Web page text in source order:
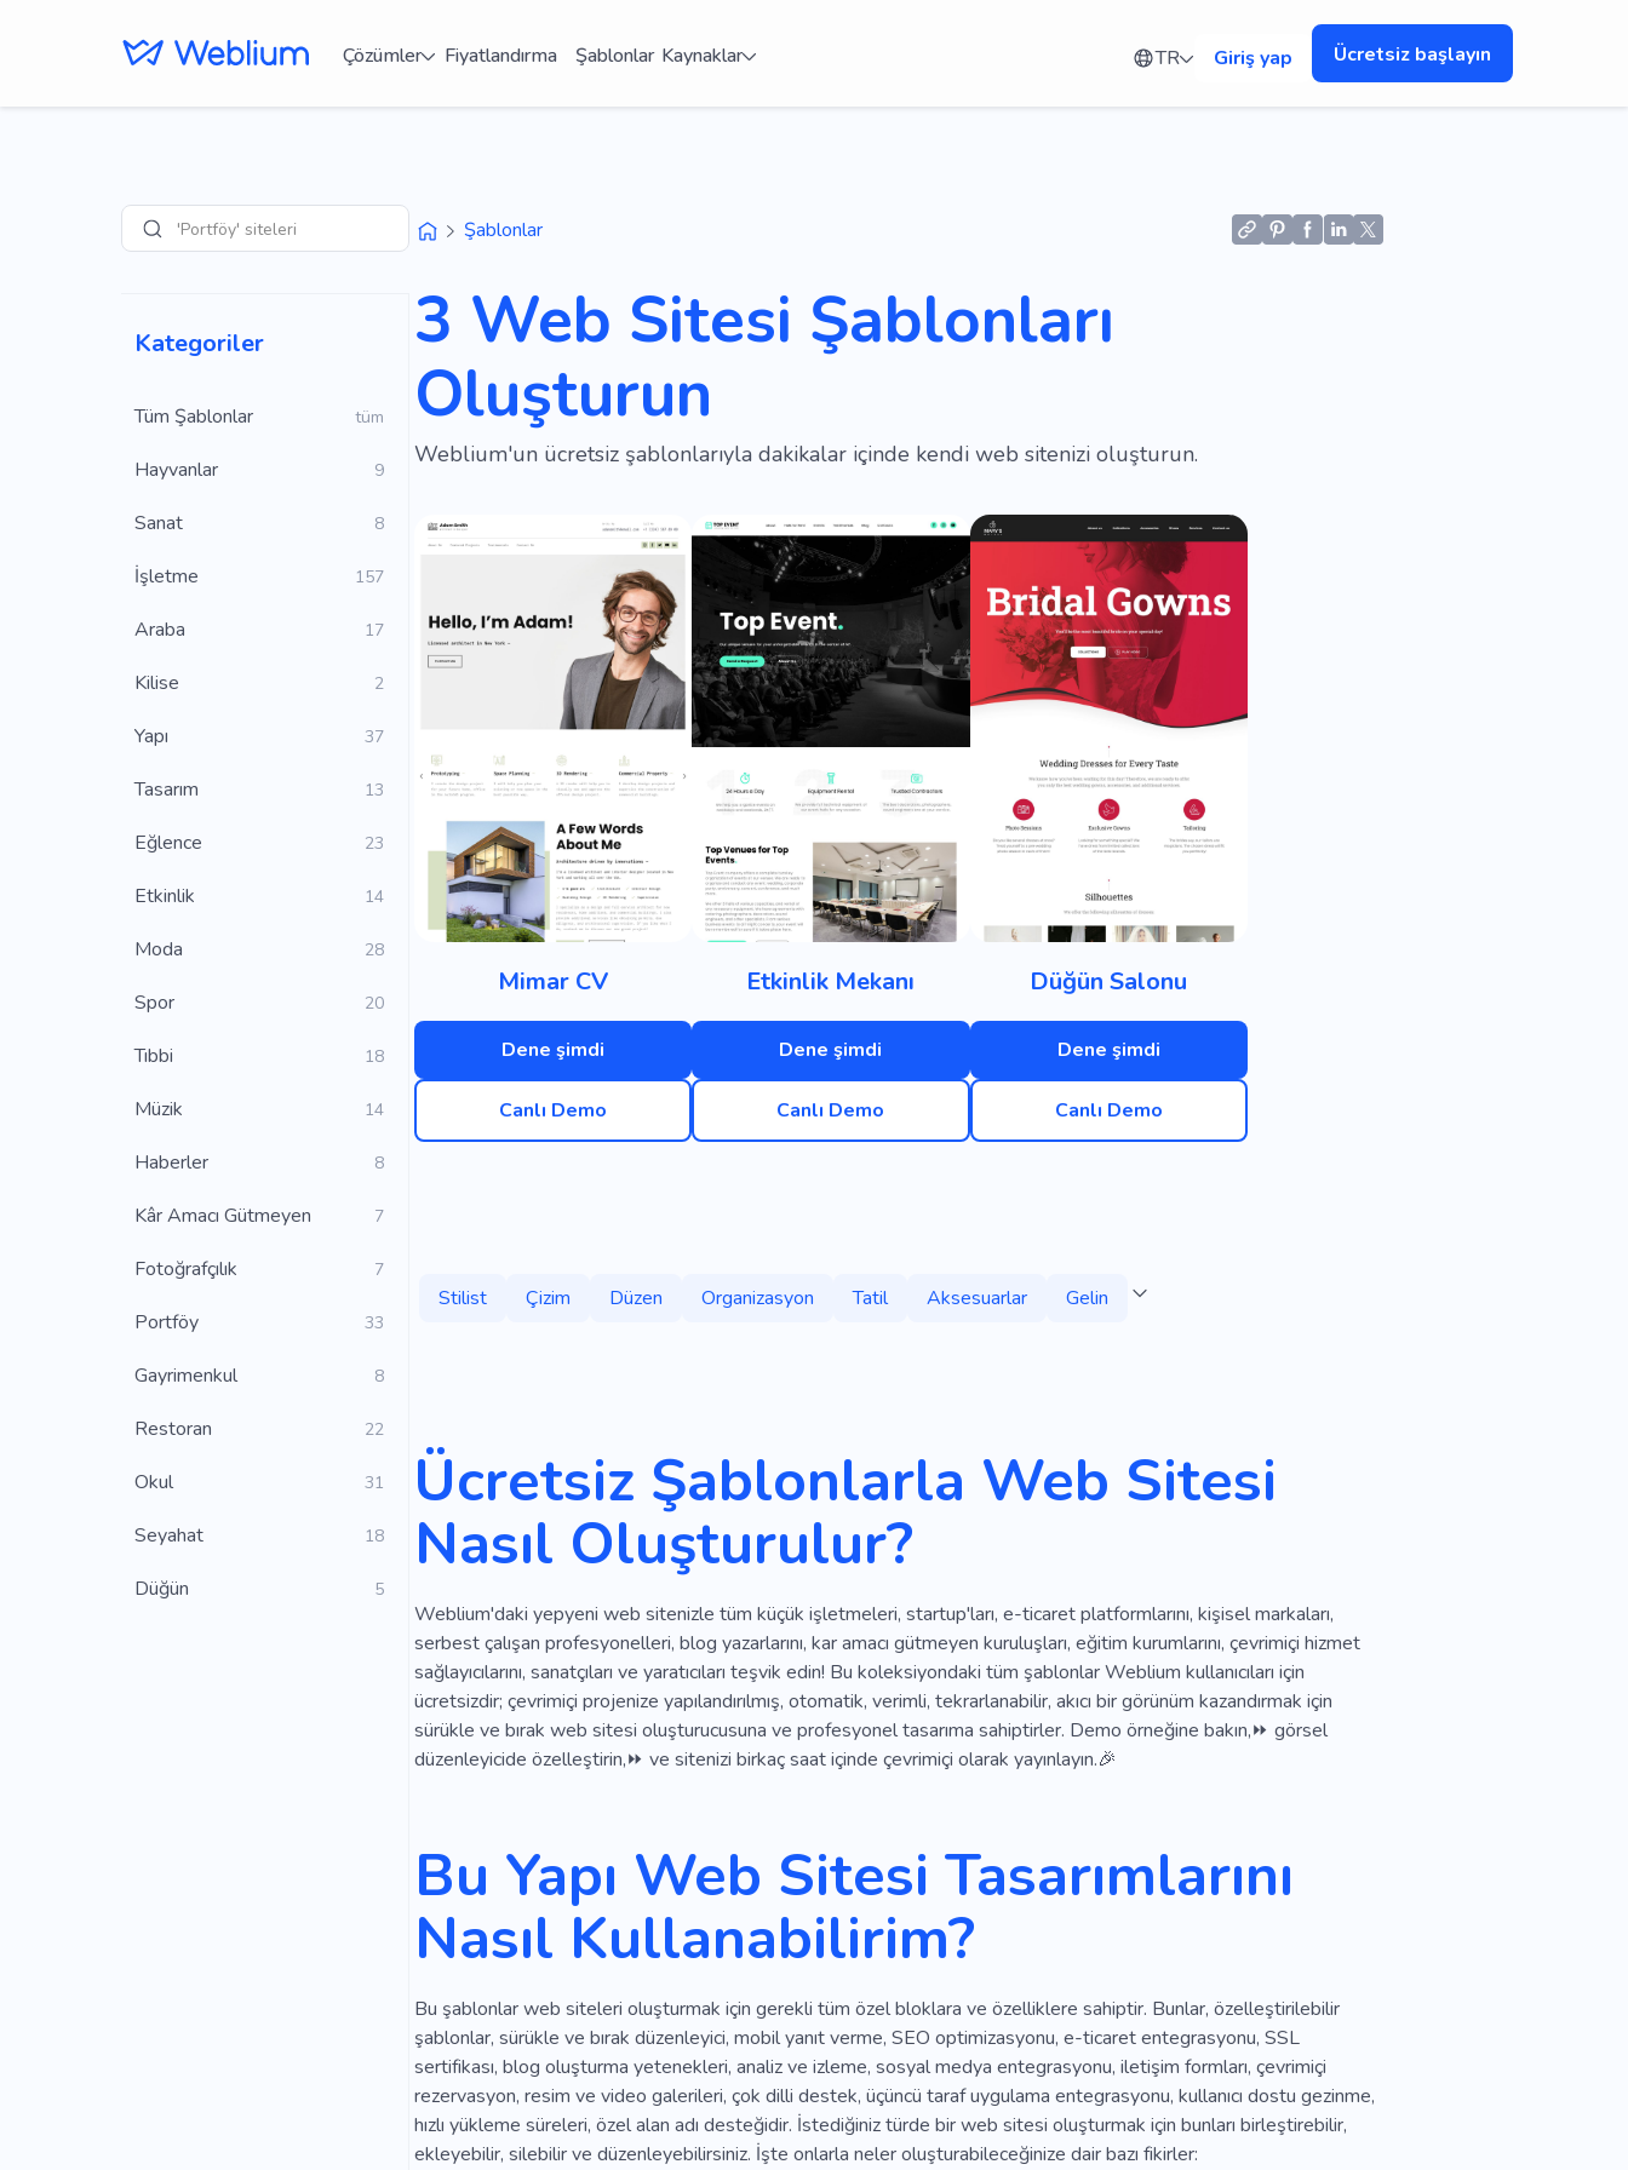
Çözümler Fiyatlandırma Şablonlar Kaynaklar TR Giriş yap Ücretsiz başlayın
Arama'Portföy' siteleri
Kategoriler
Tüm Şablonlar tüm
Hayvanlar 9
Sanat 8
İşletme 157
Araba 17
Kilise 2
Yapı 37
Tasarım 13
Eğlence 23
Etkinlik 14
Moda 28
Spor 20
Tıbbi 18
Müzik 14
Haberler 8
Kâr Amacı Gütmeyen 7
Fotoğrafçılık 7
Portföy 33
Gayrimenkul 8
Restoran 22
Okul 31
Seyahat 18
Düğün 5
Şablonlar
3 Web Sitesi Şablonları
Oluşturun
Weblium'un ücretsiz şablonlarıyla dakikalar içinde kendi web sitenizi oluşturun.
Mimar CV
Dene şimdi
Canlı Demo
Etkinlik Mekanı
Dene şimdi
Canlı Demo
Düğün Salonu
Dene şimdi
Canlı Demo
Stilist Çizim Düzen Organizasyon Tatil Aksesuarlar Gelin
Ücretsiz Şablonlarla Web Sitesi
Nasıl Oluşturulur?
Weblium'daki yepyeni web sitenizle tüm küçük işletmeleri, startup'ları, e-ticaret platformlarını, kişisel markaları,
serbest çalışan profesyonelleri, blog yazarlarını, kar amacı gütmeyen kuruluşları, eğitim kurumlarını, çevrimiçi hizmet
sağlayıcılarını, sanatçıları ve yaratıcıları teşvik edin! Bu koleksiyondaki tüm şablonlar Weblium kullanıcıları için
ücretsizdir; çevrimiçi projenize yapılandırılmış, otomatik, verimli, tekrarlanabilir, akıcı bir görünüm kazandırmak için
sürükle ve bırak web sitesi oluşturucusuna ve profesyonel tasarıma sahiptirler. Demo örneğine bakın,⏩ görsel
düzenleyicide özelleştirin,⏩ ve sitenizi birkaç saat içinde çevrimiçi olarak yayınlayın.🎉
Bu Yapı Web Sitesi Tasarımlarını
Nasıl Kullanabilirim?
Bu şablonlar web siteleri oluşturmak için gerekli tüm özel bloklara ve özelliklere sahiptir. Bunlar, özelleştirilebilir
şablonlar, sürükle ve bırak düzenleyici, mobil yanıt verme, SEO optimizasyonu, e-ticaret entegrasyonu, SSL
sertifikası, blog oluşturma yetenekleri, analiz ve izleme, sosyal medya entegrasyonu, iletişim formları, çevrimiçi
rezervasyon, resim ve video galerileri, çok dilli destek, üçüncü taraf uygulama entegrasyonu, kullanıcı dostu gezinme,
hızlı yükleme süreleri, özel alan adı desteğidir. İstediğiniz türde bir web sitesi oluşturmak için bunları birleştirebilir,
ekleyebilir, silebilir ve düzenleyebilirsiniz. İşte onlarla neler oluşturabileceğinize dair bazı fikirler: